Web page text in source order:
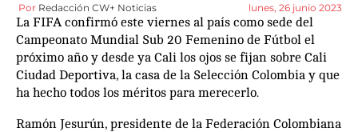
Por Redacción CW+ Noticias lunes, 26 junio 2023
La FIFA confirmó este viernes al país como sede del
Campeonato Mundial Sub 20 Femenino de Fútbol el
próximo año y desde ya Cali los ojos se fijan sobre Cali
Ciudad Deportiva, la casa de la Selección Colombia y que
ha hecho todos los méritos para merecerlo.
Ramón Jesurún, presidente de la Federación Colombiana